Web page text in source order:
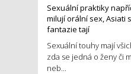
Sexuální praktiky
milují orální sex, Asiati
fantazie tají
Sexuální touhy mají
zda se jedná o ženy či
neb...